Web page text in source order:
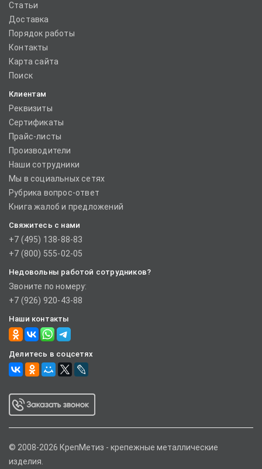
Статьи
Доставка
Порядок работы
Контакты
Карта сайта
Поиск
Клиентам
Реквизиты
Сертификаты
Прайс-листы
Производители
Наши сотрудники
Мы в социальных сетях
Рубрика вопрос-ответ
Книга жалоб и предложений
Свяжитесь с нами
+7 (495) 138-88-83
+7 (800) 555-02-05
Недовольны работой сотрудников?
Звоните по номеру:
+7 (926) 920-43-88
Наши контакты
Делитесь в соцсетях
© 2008-2026 КрепМетиз - крепежные металлические
изделия.